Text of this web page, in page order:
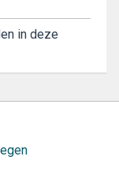
in deze